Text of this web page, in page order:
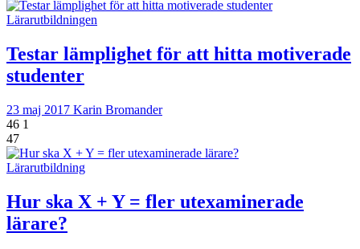
Lärarutbildningen
Testar lämplighet för att hitta motiverade
studenter
23 maj 2017 Karin Bromander
46 1
47
Lärarutbildning
Hur ska X + Y = fler utexaminerade
lärare?